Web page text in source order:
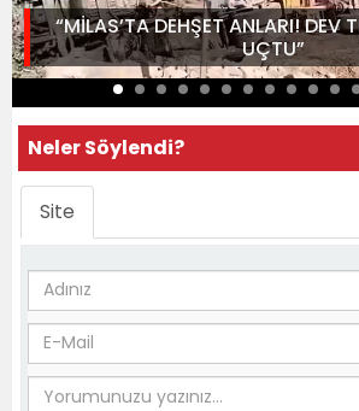
“MİLAS’TA DEHŞET ANLARI! DEV
UÇTU”
Neler Söylendi?
Site